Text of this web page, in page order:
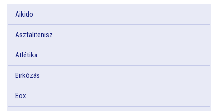
Aikido
Asztalitenisz
Atlétika
Birkózás
Box